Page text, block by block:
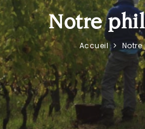
Notre boutique
Nos actualités
Nous contacter
Notre
Accueil